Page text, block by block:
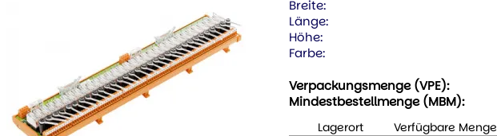
Breite:
Länge:
Höhe:
Farbe:
Verpackungsmenge (VPE):
Mindestbestellmenge (MBM):
Lagerort Verfügbare Menge